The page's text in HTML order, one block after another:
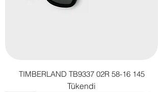
TIMBERLAND TB9337 02R 58-16 145
Tükendi